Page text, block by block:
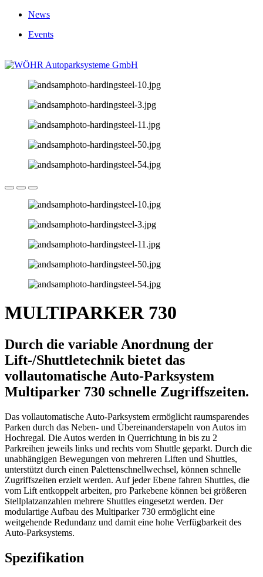
News
Events
MULTIPARKER 730
Durch die variable Anordnung der
Lift-/Shuttletechnik bietet das
vollautomatische Auto-Parksystem
Multiparker 730 schnelle Zugriffszeiten.
Das vollautomatische Auto-Parksystem ermöglicht raumsparendes
Parken durch das Neben- und Übereinanderstapeln von Autos im
Hochregal. Die Autos werden in Querrichtung in bis zu 2
Parkreihen jeweils links und rechts vom Shuttle geparkt. Durch die
unabhängigen Bewegungen von mehreren Liften und Shuttles,
unterstützt durch einen Palettenschnellwechsel, können schnelle
Zugriffszeiten erzielt werden. Auf jeder Ebene fahren Shuttles, die
vom Lift entkoppelt arbeiten, pro Parkebene können bei größeren
Stellplatzanzahlen mehrere Shuttles eingesetzt werden. Der
modulartige Aufbau des Multiparker 730 ermöglicht eine
weitgehende Redundanz und damit eine hohe Verfügbarkeit des
Auto-Parksystems.
Spezifikation